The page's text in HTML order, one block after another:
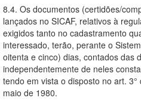
8.4. Os documentos (certidões/
lançados no SICAF, relativos à
exigidos tanto no cadastramento
interessado, terão, perante o
oitenta e cinco) dias, contados das
independentemente de neles
tendo em vista o disposto no art.
maio de 1980.